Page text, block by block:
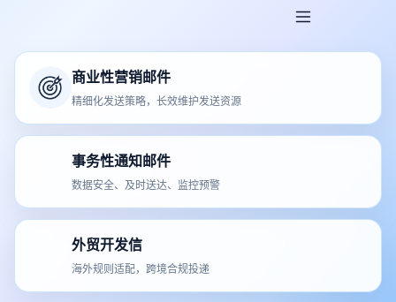
商业性营销邮件
精细化发送策略，长效维护发送资源
事务性通知邮件
数据安全、及时送达、监控预警
外贸开发信
海外规则适配，跨境合规投递